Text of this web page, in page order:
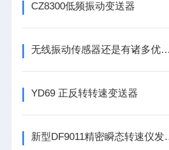
CZ8300低频振动变送器
无线振动传感器还是有诸多优势的
YD69 正反转转速变送器
新型DF9011精